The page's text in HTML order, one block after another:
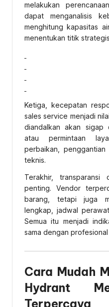
melakukan
dapat menganalisis
menghitung kapasitas
menentukan titik
Ketiga, kecepatan
sales service menjadi
diandalkan akan sigap
atau permintaan
perbaikan,
teknis.
Terakhir,
penting. Vendor
barang, tetapi juga
lengkap, jadwal
Semua itu menjadi
sama dengan
Cara Mudah
Hydrant
Terpercaya